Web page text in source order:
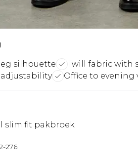
silhouette Twill fabric with
Office to evening
slim fit pakbroek
276